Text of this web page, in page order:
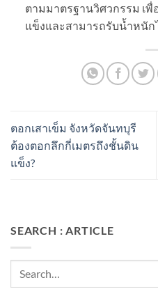
ตามมาตรฐานวิศวกรรม เ
แข็งและสามารถรับน้ำหนัก
ตอกเสาเข็ม จังหวัดจันทบุรี
ต้องตอกลึกกี่เมตรถึงชั้นดิน
แข็ง?
SEARCH : ARTICLE